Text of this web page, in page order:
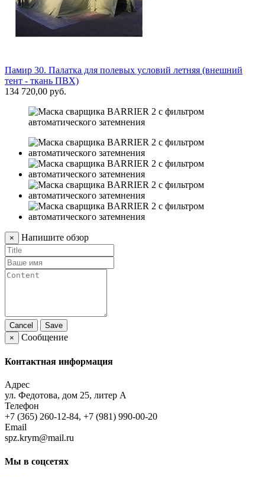
Памир 30. Палатка для полевых условий летняя (внешний
тент - ткань ПВХ)
134 720,00 руб.
× Напишите обзор
Cancel
Save
×
Сообщение
Контактная информация
Адрес
ул. Федотова, дом 25, литер А
Телефон
+7 (365) 260-12-84, +7 (981) 990-00-20
Email
spz.krym@mail.ru
Мы в соцсетях